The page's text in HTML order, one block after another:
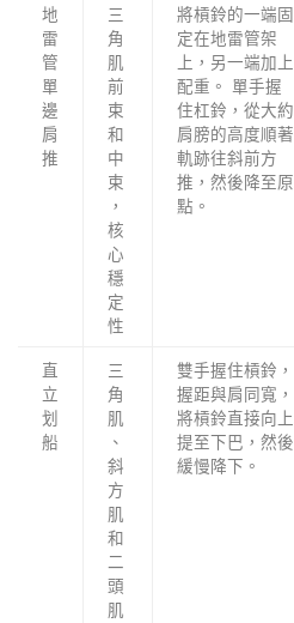
地
雷
管
單
邊
肩
推
三
角
肌
前
束
和
中
束
，
核
心
穩
定
性
將槓鈴的一端固
定在地雷管架
上，另一端加上
配重。 單手握
住杠鈴，從大約
肩膀的高度順著
軌跡往斜前方
推，然後降至原
點。
直
立
划
船
三
角
肌
、
斜
方
肌
和
二
頭
肌
雙手握住槓鈴，
握距與肩同寬，
將槓鈴直接向上
提至下巴，然後
緩慢降下。